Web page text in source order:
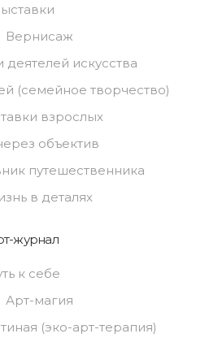
Вернисаж
деятелей искусства
(семейное творчество)
взрослых
объектив
путешественника
в деталях
журнал
к себе
Арт-магия
(эко-арт-терапия)